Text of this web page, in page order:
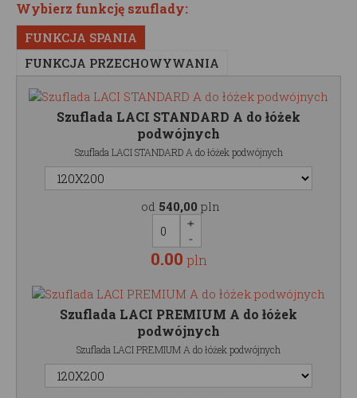
Wybierz funkcję szuflady:
FUNKCJA SPANIA
FUNKCJA PRZECHOWYWANIA
Szuflada LACI STANDARD A do łóżek
podwójnych
Szuflada LACI STANDARD A do łóżek podwójnych
od 540,00 pln
0.00 pln
Szuflada LACI PREMIUM A do łóżek
podwójnych
Szuflada LACI PREMIUM A do łóżek podwójnych